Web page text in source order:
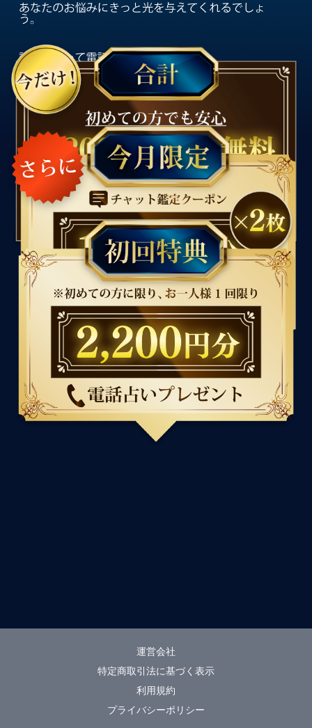
運営会社
特定商取引法に基づく表示
利用規約
プライバシーポリシー